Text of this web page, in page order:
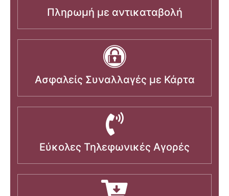
Πληρωμή με αντικαταβολή
Ασφαλείς Συναλλαγές με Κάρτα
Εύκολες Τηλεφωνικές Αγορές